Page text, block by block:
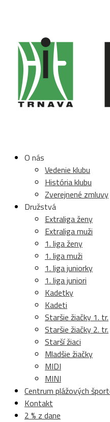
O nás
Vedenie klubu
História klubu
Zverejnené zmluvy
Družstvá
Extraliga ženy
Extraliga muži
1. liga ženy
1. liga muži
1. liga juniorky
1. liga juniori
Kadetky
Kadeti
Staršie žiačky 1. tr.
Staršie žiačky 2. tr.
Starší žiaci
Mladšie žiačky
MIDI
MINI
Centrum plážových
Kontakt
2 % z dane